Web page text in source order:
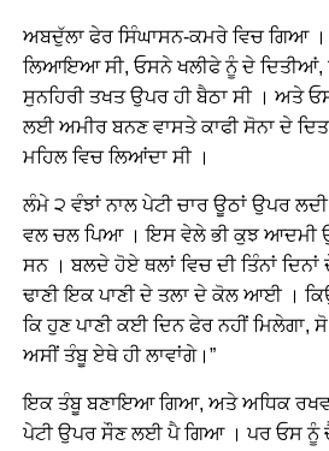
ਅਬਦੁੱਲਾ ਫੇਰ ਸਿੰਘਾਸਨ-ਕਮਰੇ ਵਿਚ ਗਿਆ ।
ਲਿਆਇਆ ਸੀ, ਓਸਨੇ ਖਲੀਫੇ ਨੂੰ ਦੇ ਦਿਤੀਆਂ,
ਸੁਨਹਿਰੀ ਤਖਤ ਉਪਰ ਹੀ ਬੈਠਾ ਸੀ । ਅਤੇ
ਲਈ ਅਮੀਰ ਬਨਣ ਵਾਸਤੇ ਕਾਫੀ ਸੋਨਾ ਦੇ
ਮਹਿਲ ਵਿਚ ਲਿਆਂਦਾ ਸੀ ।
ਲੰਮੇ ੨ ਵੰਝਾਂ ਨਾਲ ਪੇਟੀ ਚਾਰ ਊਠਾਂ ਉਪਰ
ਵਲ ਚਲ ਪਿਆ । ਇਸ ਵੇਲੇ ਭੀ ਕੁਝ ਆਦਮੀ
ਸਨ । ਬਲਦੇ ਹੋਏ ਥਲਾਂ ਵਿਚ ਦੀ ਤਿੰਨਾਂ
ਢਾਣੀ ਇਕ ਪਾਣੀ ਦੇ ਤਲਾ ਦੇ ਕੋਲ ਆਈ ।
ਕਿ ਹੁਣ ਪਾਣੀ ਕਈ ਦਿਨ ਫੇਰ ਨਹੀਂ ਮਿਲੇਗਾ,
ਅਸੀਂ ਤੰਬੂ ਏਥੇ ਹੀ ਲਾਵਾਂਗੇ।”
ਇਕ ਤੰਬੂ ਬਣਾਇਆ ਗਿਆ, ਅਤੇ ਅਧਿਕ
ਪੇਟੀ ਉਪਰ ਸੌਣ ਲਈ ਪੈ ਗਿਆ । ਪਰ ਓਸ ਨੂੰ